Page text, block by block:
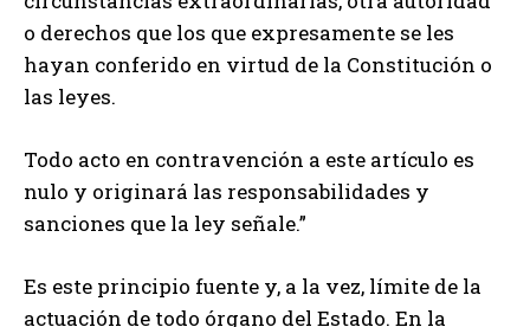
o derechos que los que expresamente se les
hayan conferido en virtud de la Constitución o
las leyes.
Todo acto en contravención a este artículo es
nulo y originará las responsabilidades y
sanciones que la ley señale.”
Es este principio fuente y, a la vez, límite de la
actuación de todo órgano del Estado. En la